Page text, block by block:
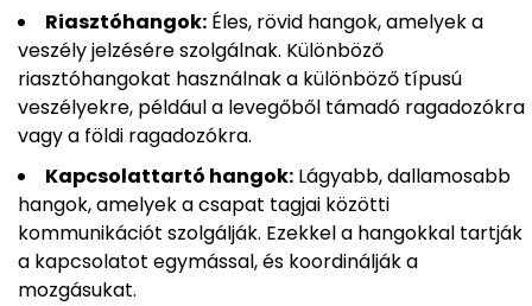
Riasztóhangok: Éles, rövid hangok, amelyek a
veszély jelzésére szolgálnak. Különböző
riasztóhangokat használnak a különböző típusú
veszélyekre, például a levegőből támadó ragadozókra
vagy a földi ragadozókra.
Kapcsolattartó hangok: Lágyabb, dallamosabb
hangok, amelyek a csapat tagjai közötti
kommunikációt szolgálják. Ezekkel a hangokkal tartják
a kapcsolatot egymással, és koordinálják a
mozgásukat.